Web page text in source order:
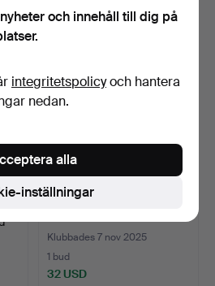
Klubbades 7 nov 2025
1 bud
32 USD
och innehåll till dig på
integritetspolicyoch hantera
nedan.
inställningar
alla